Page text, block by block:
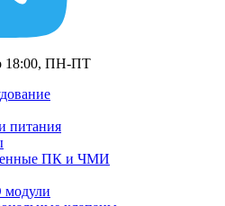
18:00, ПН-ПТ
питания
ПК и ЧМИ